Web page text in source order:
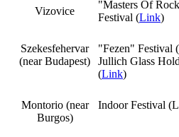
Vizovice
"Masters Of
Festival (Link)
Szekesfehervar
(near Budapest)
"Fezen" Festival
Jullich Glass
(Link)
Montorio (near
Burgos)
Indoor Festival